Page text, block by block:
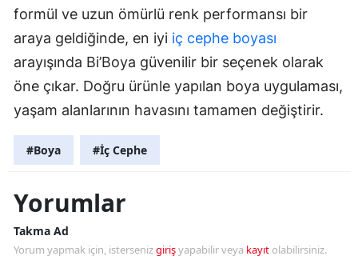
formül ve uzun ömürlü renk performansı bir
araya geldiğinde, en iyi iç cephe boyası
arayışında Bi’Boya güvenilir bir seçenek olarak
öne çıkar. Doğru ürünle yapılan boya uygulaması,
yaşam alanlarının havasını tamamen değiştirir.
#Boya #İç Cephe
Yorumlar
Takma Ad
Yorum yapmak için, istersenizgirişyapabilir veya kayıt olabilirsiniz.